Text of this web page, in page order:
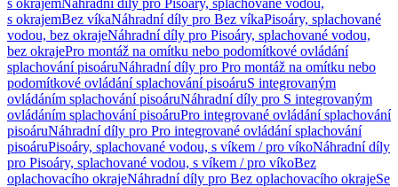
s okrajemNáhradní díly pro Pisoáry, splachované vodou,
s okrajemBez víkaNáhradní díly pro Bez víkaPisoáry, splachované
vodou, bez okrajeNáhradní díly pro Pisoáry, splachované vodou,
bez okrajePro montáž na omítku nebo podomítkové ovládání
splachování pisoáruNáhradní díly pro Pro montáž na omítku nebo
podomítkové ovládání splachování pisoáruS integrovaným
ovládáním splachování pisoáruNáhradní díly pro S integrovaným
ovládáním splachování pisoáruPro integrované ovládání splachování
pisoáruNáhradní díly pro Pro integrované ovládání splachování
pisoáruPisoáry, splachované vodou, s víkem / pro víkoNáhradní díly
pro Pisoáry, splachované vodou, s víkem / pro víkoBez
oplachovacího okrajeNáhradní díly pro Bez oplachovacího okrajeSe